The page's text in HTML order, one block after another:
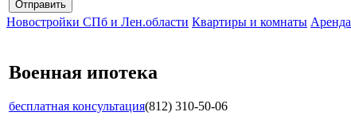
Новостройки СПб и Лен.области Квартиры и комнаты Аренда
Военная ипотека
бесплатная консультация(812) 310-50-06